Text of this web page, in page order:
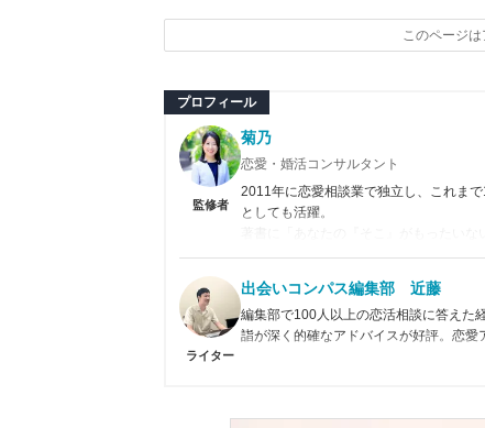
このページ
プロフィール
監修者
菊乃
恋愛・婚活コンサルタント
2011年に恋愛相談業で独立し、これま
としても活躍。
著書に「あなたの『そこ』がもったい
公式サイト／Twitter／連載
ライター
出会いコンパス編集部 近藤
編集部で100人以上の恋活相談に答えた
詣が深く的確なアドバイスが好評。恋愛